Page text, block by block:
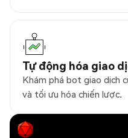
Tự động hóa giao
Khám phá bot giao dịch
và tối ưu hóa chiến lược.